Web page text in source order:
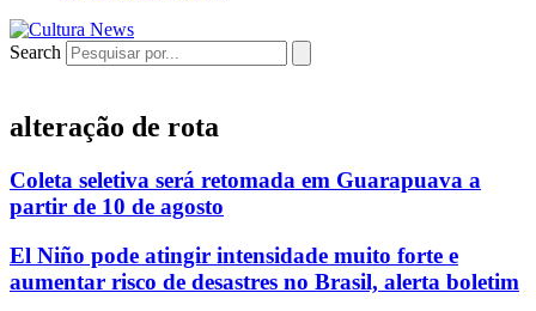
Search
alteração de rota
Coleta seletiva será retomada em Guarapuava a
partir de 10 de agosto
El Niño pode atingir intensidade muito forte e
aumentar risco de desastres no Brasil, alerta boletim